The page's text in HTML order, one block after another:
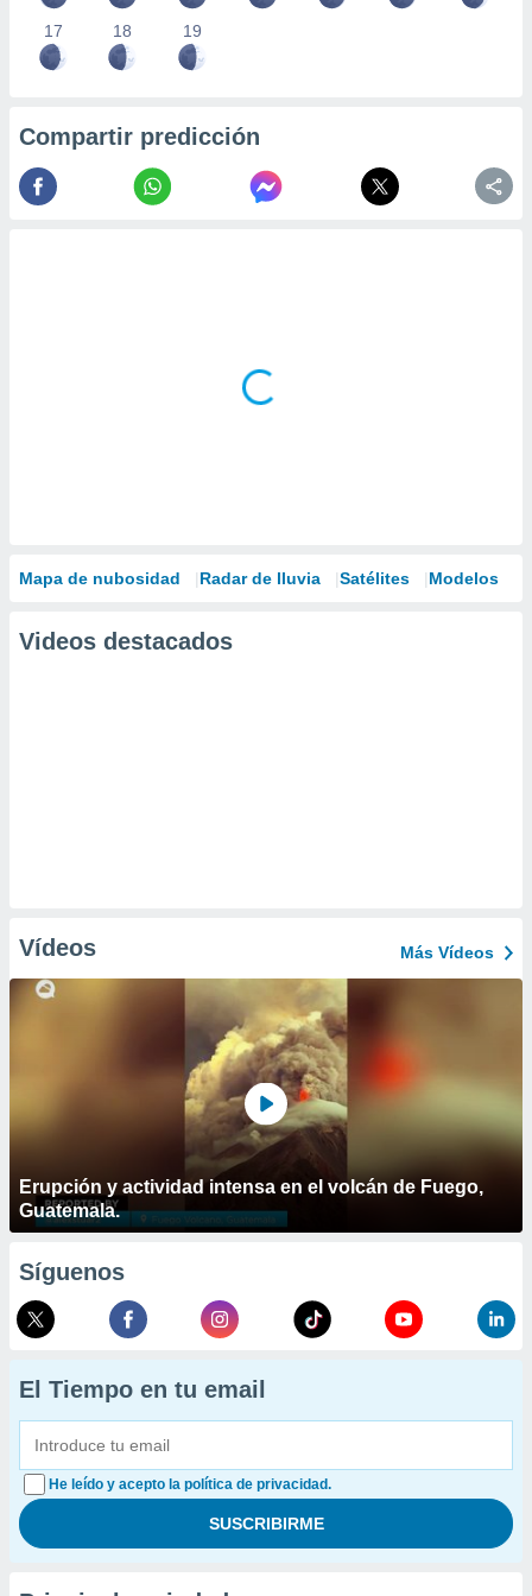
17 18 19
Compartir predicción
Mapa de nubosidad Radar de lluvia Satélites Modelos
Videos destacados
Vídeos Más Vídeos
Erupción y actividad intensa en el volcán de Fuego,
Guatemala.
Síguenos
El Tiempo en tu email
He leído y acepto la política de privacidad.